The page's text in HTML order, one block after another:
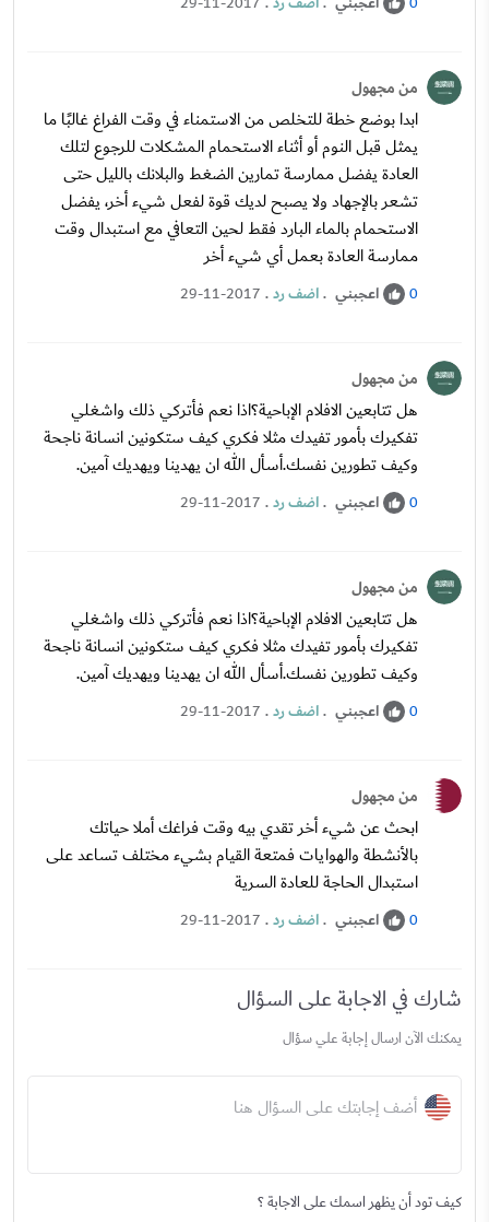
من مجهول
ابدا بوضع خطة للتخلص من الاستمناء في وقت الفراغ غالبًا ما
يمثل قبل النوم أو أثناء الاستحمام المشكلات للرجوع لتلك
العادة يفضل ممارسة تمارين الضغط والبلانك بالليل حتى
تشعر بالإجهاد ولا يصبح لديك قوة لفعل شيء أخر، يفضل
الاستحمام بالماء البارد فقط لحين التعافي مع استبدال وقت
ممارسة العادة بعمل أي شيء أخر
0 اعجبني .اضف رد.
29-11-2017
من مجهول
هل تتابعين الافلام الإباحية؟اذا نعم فأتركي ذلك واشغلي
تفكيرك بأمور تفيدك مثلا فكري كيف ستكونين انسانة ناجحة
وكيف تطورين نفسك.أسأل الله ان يهدينا ويهديك آمين.
0 اعجبني .اضف رد.
29-11-2017
من مجهول
هل تتابعين الافلام الإباحية؟اذا نعم فأتركي ذلك واشغلي
تفكيرك بأمور تفيدك مثلا فكري كيف ستكونين انسانة ناجحة
وكيف تطورين نفسك.أسأل الله ان يهدينا ويهديك آمين.
0 اعجبني .اضف رد.
29-11-2017
من مجهول
ابحث عن شيء أخر تقدي بيه وقت فراغك أملا حياتك
بالأنشطة والهوايات فمتعة القيام بشيء مختلف تساعد على
استبدال الحاجة للعادة السرية
0 اعجبني .اضف رد.
29-11-2017
شارك في الاجابة على السؤال
يمكنك الآن ارسال إجابة علي سؤال
أضف إجابتك على السؤال هنا
كيف تود أن يظهر اسمك على الاجابة ؟